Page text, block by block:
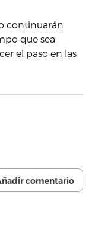
continuarán
que sea
el paso en las
comentario